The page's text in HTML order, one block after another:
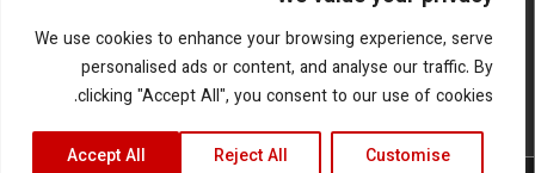
We use cookies to enhance your browsing experience, serve
personalised ads or content, and analyse our traffic. By
clicking "Accept All", you consent to our use of cookies.
Customise
Reject All
Accept All